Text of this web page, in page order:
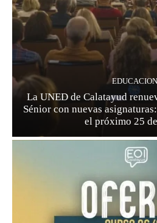
EDUCACION
La UNED de Calatayud
Sénior con nuevas
el próximo 25